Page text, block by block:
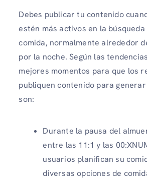
Debes publicar tu contenido
estén más activos en la
comida, normalmente alrededor
por la noche. Según las
mejores momentos para que los
publiquen contenido para
son:
Durante la pausa del
entre las 11:1 y las
usuarios planifican su
diversas opciones de